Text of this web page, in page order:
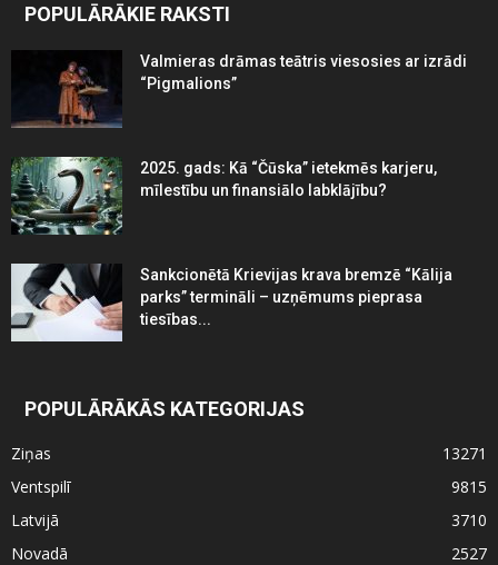
POPULĀRĀKIE RAKSTI
Valmieras drāmas teātris viesosies ar izrādi
“Pigmalions”
2025. gads: Kā “Čūska” ietekmēs karjeru,
mīlestību un finansiālo labklājību?
Sankcionētā Krievijas krava bremzē “Kālija
parks” termināli – uzņēmums pieprasa
tiesības...
POPULĀRĀKĀS KATEGORIJAS
Ziņas
13271
Ventspilī
9815
Latvijā
3710
Novadā
2527